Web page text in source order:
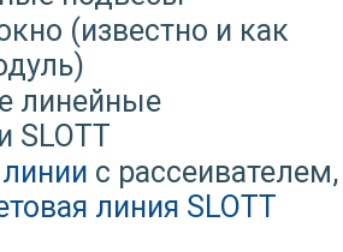
(известно и как
линейные
SLOTT
с рассеивателем,
линия SLOTT